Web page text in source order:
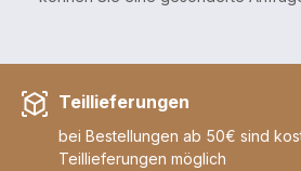
Teillieferungen
bei Bestellungen ab 50€ sind
Teillieferungen möglich